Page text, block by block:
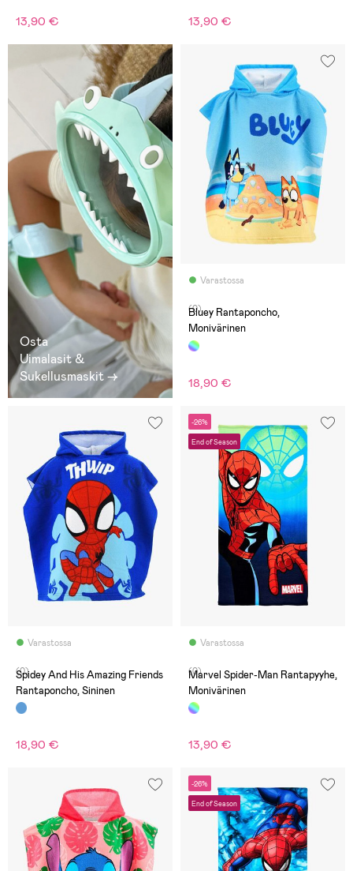
13,90 € 13,90 €
Osta
Uimalasit &
Sukellusmaskit →
Varastossa
(0)
Bluey Rantaponcho,
Monivärinen
18,90 €
Varastossa
(0)
Spidey And His Amazing Friends
Rantaponcho, Sininen
18,90 €
-26%
End of Season
Varastossa
(0)
Marvel Spider-Man Rantapyyhe,
Monivärinen
13,90 €
-26%
End of Season